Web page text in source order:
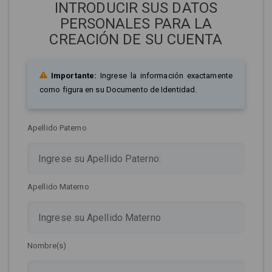
INTRODUCIR SUS DATOS
PERSONALES PARA LA
CREACIÓN DE SU CUENTA
Importante: Ingrese la información exactamente
como figura en su Documento de Identidad.
Apellido Paterno
Apellido Materno
Nombre(s)